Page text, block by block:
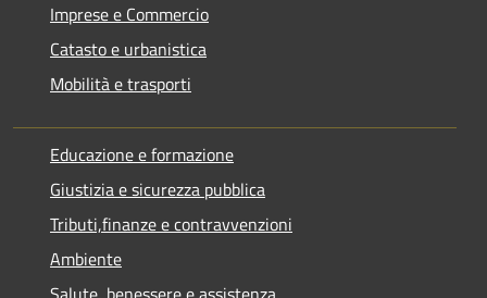
Imprese e Commercio
Catasto e urbanistica
Mobilità e trasporti
Educazione e formazione
Giustizia e sicurezza pubblica
Tributi,finanze e contravvenzioni
Ambiente